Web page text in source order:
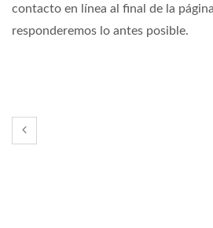
contacto en línea al final de la
responderemos lo antes posible.